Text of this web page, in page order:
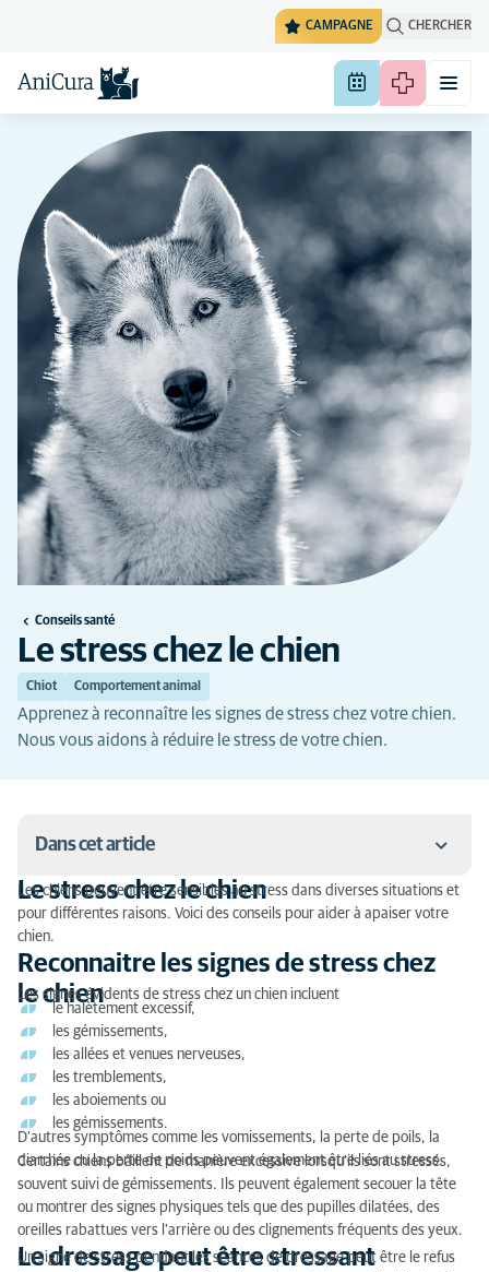
CAMPAGNE CHERCHER
Conseils santé
Le stress chez le chien
Chiot Comportement animal
Apprenez à reconnaître les signes de stress chez votre chien.
Nous vous aidons à réduire le stress de votre chien.
Dans cet article
Le stress chez le chien
Reconnaitre les signes de stress chez le chien
Le dressage peut être stressant
Prévention du stress chronique chez le chien
Le stress chez le chien
Les chiens peuvent être sensibles au stress dans diverses situations et
pour différentes raisons. Voici des conseils pour aider à apaiser votre
chien.
Reconnaitre les signes de stress chez
le chien
Les signes évidents de stress chez un chien incluent
le halètement excessif,
les gémissements,
les allées et venues nerveuses,
les tremblements,
les aboiements ou
les gémissements.
D'autres symptômes comme les vomissements, la perte de poils, la
diarrhée ou la perte de poids peuvent également être liés au stress.
Certains chiens bâillent de manière excessive lorsqu'ils sont stressés,
souvent suivi de gémissements. Ils peuvent également secouer la tête
ou montrer des signes physiques tels que des pupilles dilatées, des
oreilles rabattues vers l'arrière ou des clignements fréquents des yeux.
Le dressage peut être stressant
Un signe de stress pendant les séances de dressage peut être le refus